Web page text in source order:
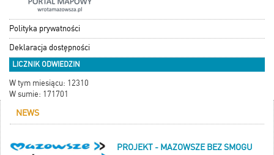
Polityka prywatności
Deklaracja dostępności
LICZNIK ODWIEDZIN
W tym miesiącu: 12310
W sumie: 171701
NEWS
PROJEKT - MAZOWSZE BEZ SMOGU